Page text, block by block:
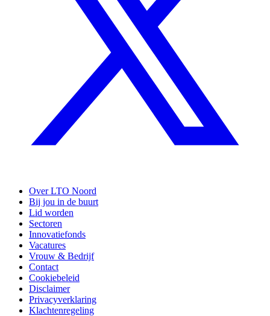
Over LTO Noord
Bij jou in de buurt
Lid worden
Sectoren
Innovatiefonds
Vacatures
Vrouw & Bedrijf
Contact
Cookiebeleid
Disclaimer
Privacyverklaring
Klachtenregeling